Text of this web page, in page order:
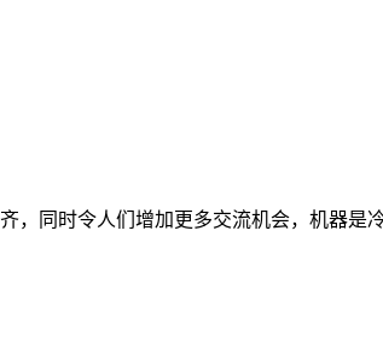
，同时令人们增加更多交流机会，机器是